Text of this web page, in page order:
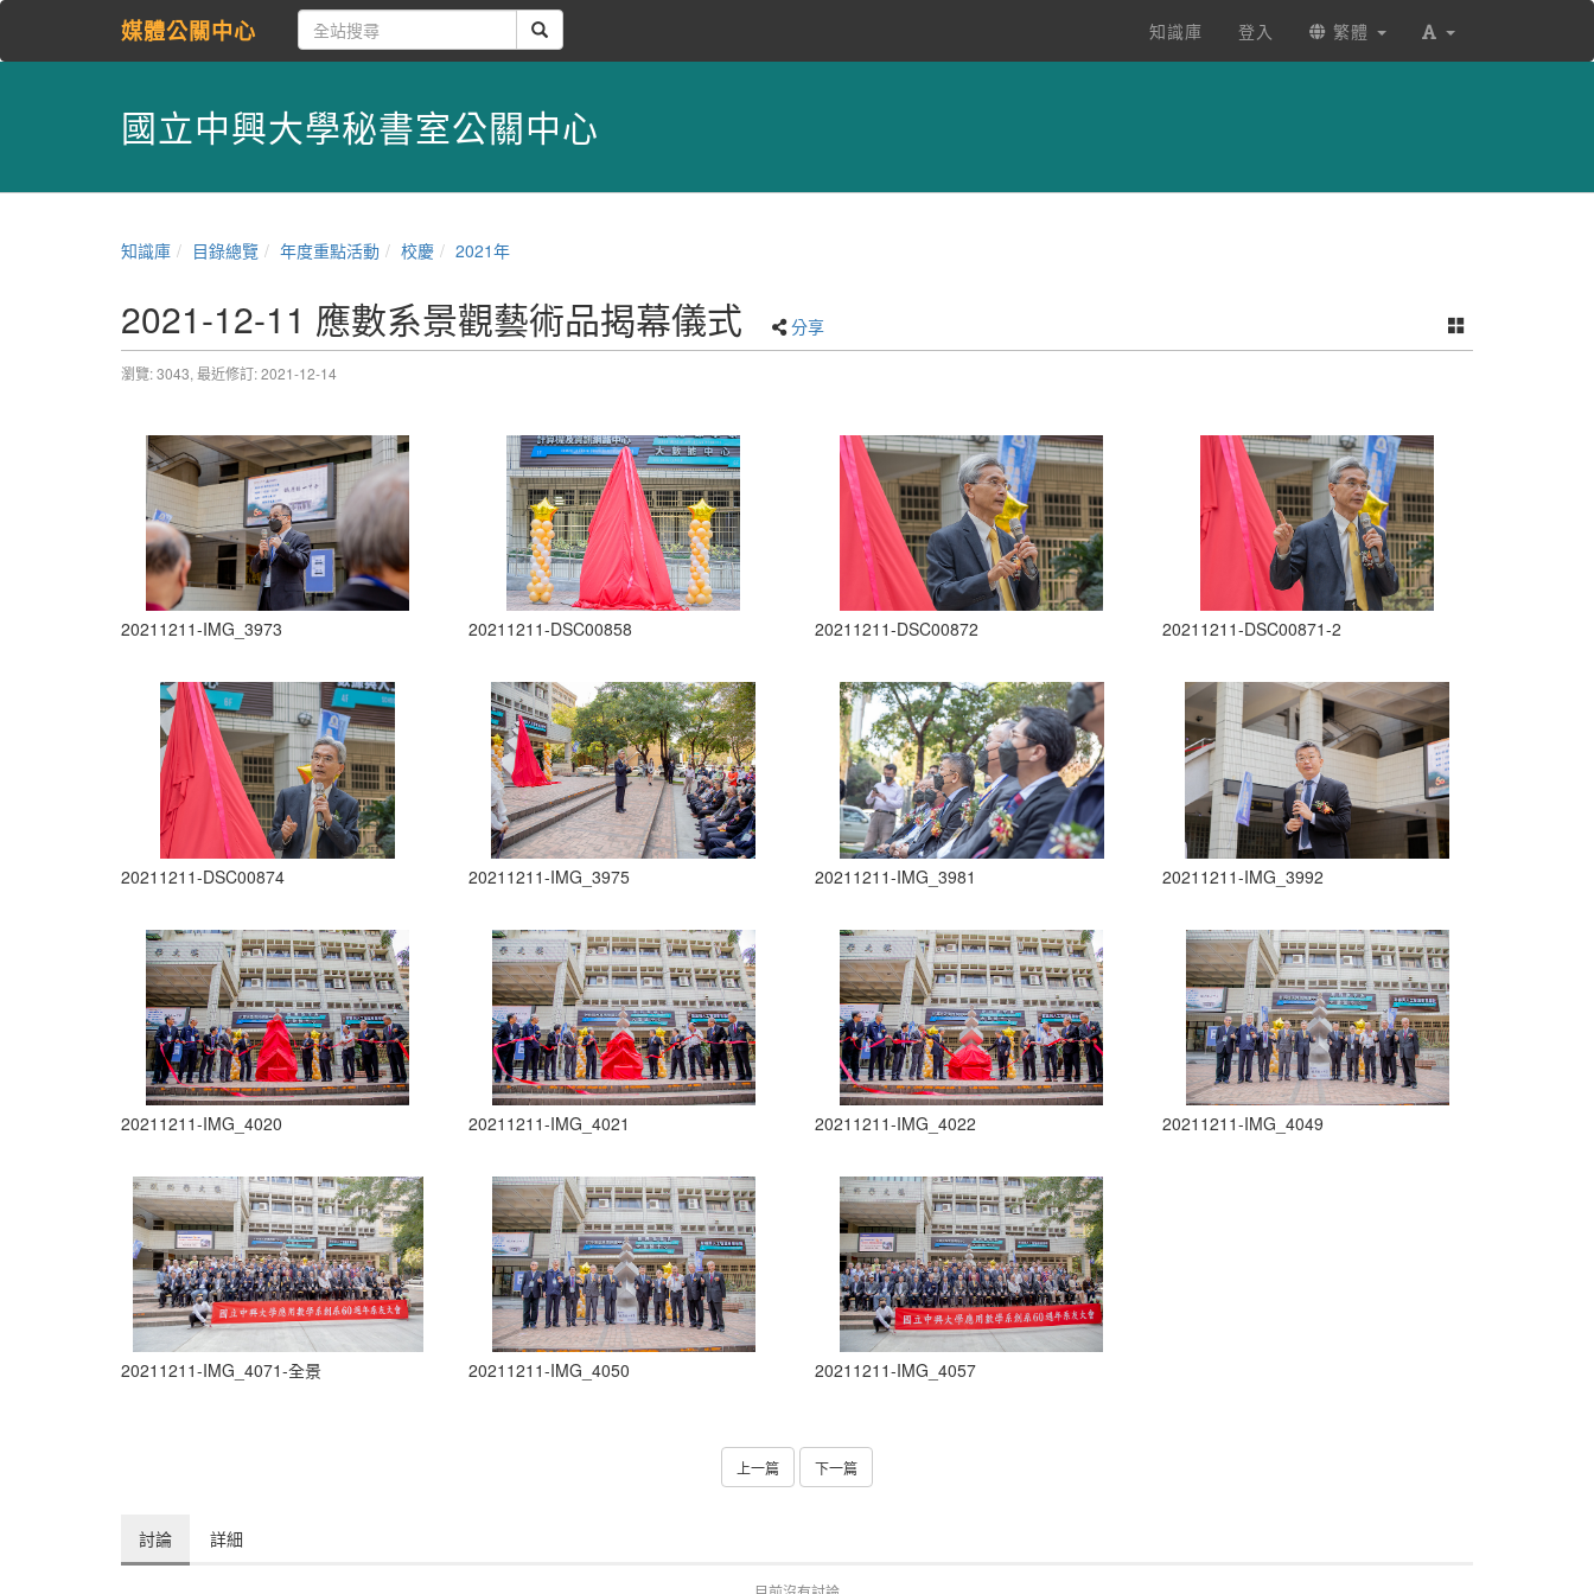
媒體公關中心 知識庫 登入 繁體
國立中興大學秘書室公關中心
知識庫 目錄總覽 年度重點活動 校慶 2021年
2021-12-11 應數系景觀藝術品揭幕儀式 分享
瀏覽: 3043, 最近修訂: 2021-12-14
20211211-IMG_3973 20211211-DSC00858 20211211-DSC00872 20211211-DSC00871-2
20211211-DSC00874 20211211-IMG_3975 20211211-IMG_3981 20211211-IMG_3992
20211211-IMG_4020 20211211-IMG_4021 20211211-IMG_4022 20211211-IMG_4049
20211211-IMG_4071-全景 20211211-IMG_4050 20211211-IMG_4057
上一篇 下一篇
討論 詳細